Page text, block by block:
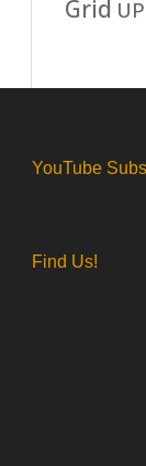
Grid
YouTube
Find Us!